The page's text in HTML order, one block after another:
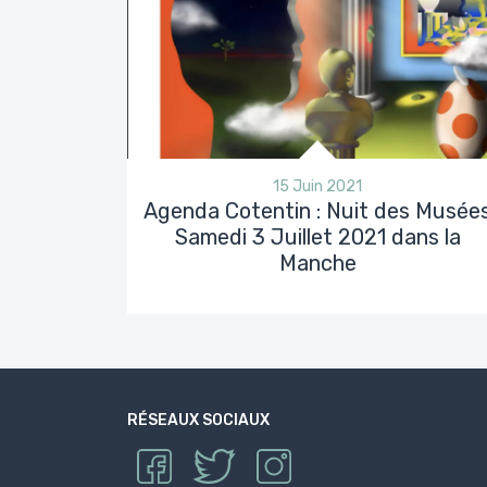
15 Juin 2021
Agenda Cotentin : Nuit des
Samedi 3 Juillet 2021 dans la
Manche
RÉSEAUX SOCIAUX